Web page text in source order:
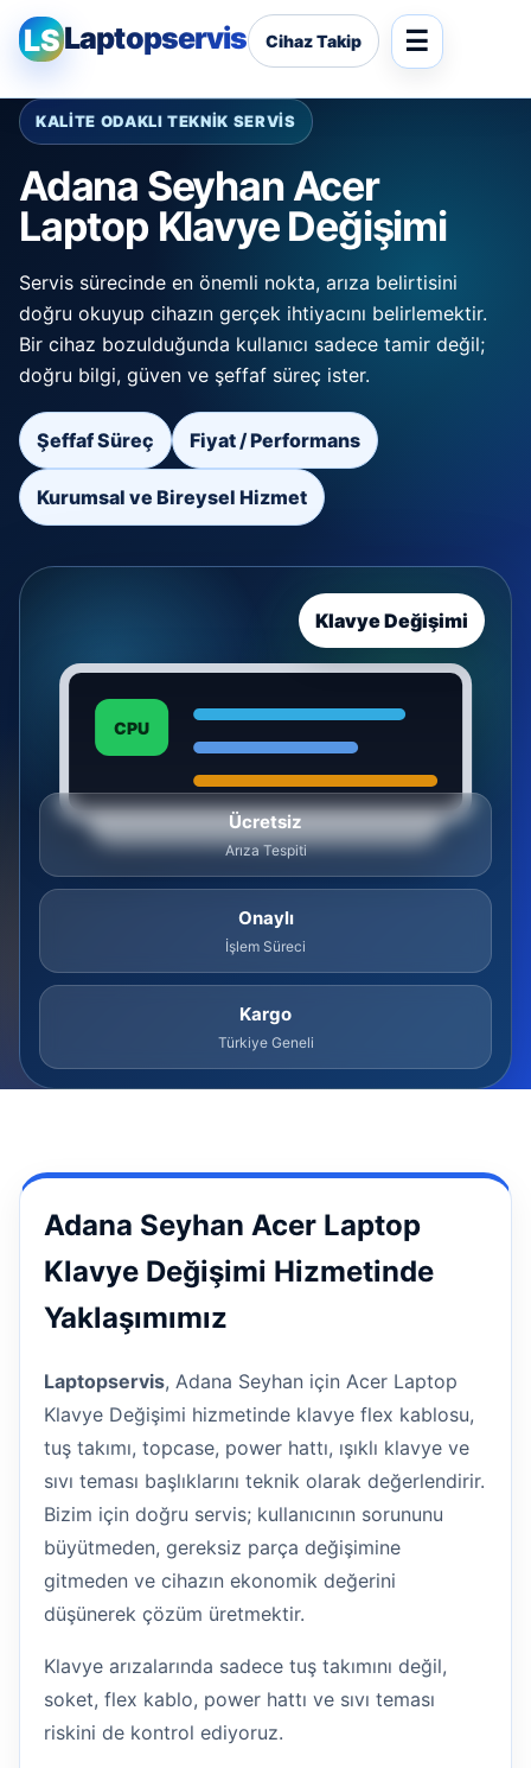
LSLaptopservis Cihaz Takip
KALİTE ODAKLI TEKNİK SERVİS
Adana Seyhan Acer
Laptop Klavye Değişimi
Servis sürecinde en önemli nokta, arıza belirtisini
doğru okuyup cihazın gerçek ihtiyacını belirlemektir.
Bir cihaz bozulduğunda kullanıcı sadece tamir değil;
doğru bilgi, güven ve şeffaf süreç ister.
Şeffaf Süreç Fiyat / Performans
Kurumsal ve Bireysel Hizmet
CPU
Klavye Değişimi
Ücretsiz
Arıza Tespiti
Onaylı
İşlem Süreci
Kargo
Türkiye Geneli
Adana Seyhan Acer Laptop
Klavye Değişimi Hizmetinde
Yaklaşımımız
Laptopservis, Adana Seyhan için Acer Laptop
Klavye Değişimi hizmetinde klavye flex kablosu,
tuş takımı, topcase, power hattı, ışıklı klavye ve
sıvı teması başlıklarını teknik olarak değerlendirir.
Bizim için doğru servis; kullanıcının sorununu
büyütmeden, gereksiz parça değişimine
gitmeden ve cihazın ekonomik değerini
düşünerek çözüm üretmektir.
Klavye arızalarında sadece tuş takımını değil,
soket, flex kablo, power hattı ve sıvı teması
riskini de kontrol ediyoruz.